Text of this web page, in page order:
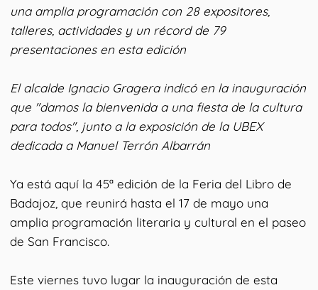
una amplia programación con 28 expositores,
talleres, actividades y un récord de 79
presentaciones en esta edición
El alcalde Ignacio Gragera indicó en la inauguración
que "damos la bienvenida a una fiesta de la cultura
para todos", junto a la exposición de la UBEX
dedicada a Manuel Terrón Albarrán
Ya está aquí la 45ª edición de la Feria del Libro de
Badajoz, que reunirá hasta el 17 de mayo una
amplia programación literaria y cultural en el paseo
de San Francisco.
Este viernes tuvo lugar la inauguración de esta